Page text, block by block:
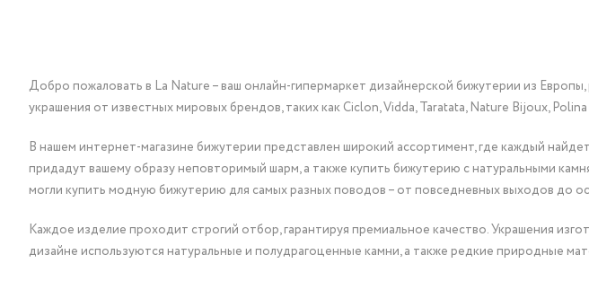
Добро пожаловать в La Nature – ваш онлайн-гипермаркет дизайнерской бижутерии из
украшения от известных мировых брендов, таких как Ciclon, Vidda, Taratata, Nature Bijoux,
В нашем интернет-магазине бижутерии представлен широкий ассортимент, где каждый
придадут вашему образу неповторимый шарм, а также купить бижутерию с натуральными
могли купить модную бижутерию для самых разных поводов – от повседневных выходов до
Каждое изделие проходит строгий отбор, гарантируя премиальное качество. Украшения
дизайне используются натуральные и полудрагоценные камни, а также редкие природные